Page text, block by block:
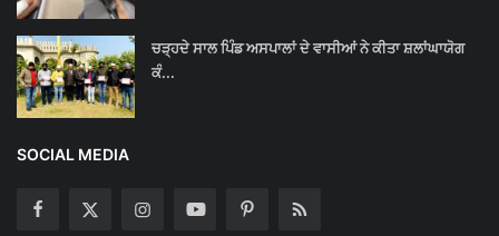
ਚੜ੍ਹਦੇ ਸਾਲ ਪਿੰਡ ਅਸਪਾਲਾਂ ਦੇ ਵਾਸੀਆਂ ਨੇ ਕੀਤਾ ਸ਼ਲਾਂਘਾਯੋਗ
ਕੰ...
SOCIAL MEDIA